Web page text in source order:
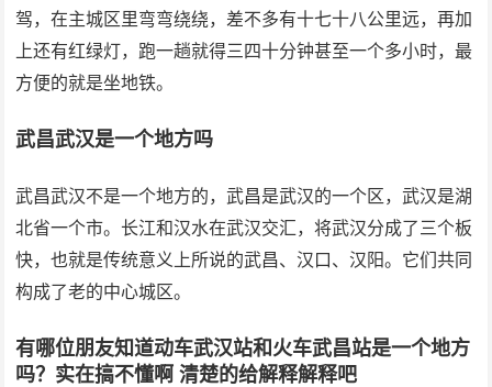
驾，在主城区里弯弯绕绕，差不多有十七十八公里远，再加
上还有红绿灯，跑一趟就得三四十分钟甚至一个多小时，最
方便的就是坐地铁。
武昌武汉是一个地方吗
武昌武汉不是一个地方的，武昌是武汉的一个区，武汉是湖
北省一个市。长江和汉水在武汉交汇，将武汉分成了三个板
快，也就是传统意义上所说的武昌、汉口、汉阳。它们共同
构成了老的中心城区。
有哪位朋友知道动车武汉站和火车武昌站是一个地方
吗？实在搞不懂啊 清楚的给解释解释吧